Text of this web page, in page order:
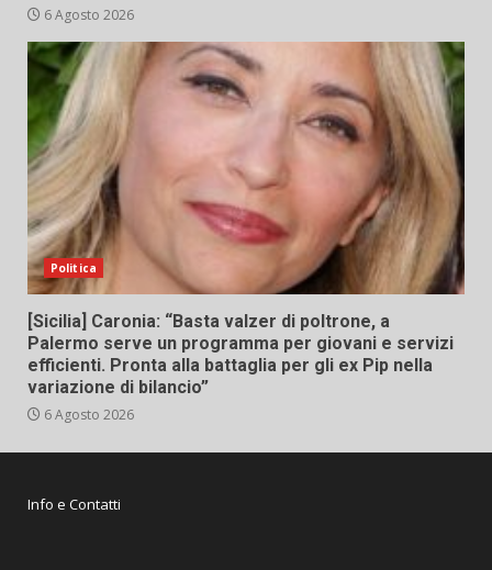
6 Agosto 2026
Politica
[Sicilia] Caronia: “Basta valzer di poltrone, a
Palermo serve un programma per giovani e servizi
efficienti. Pronta alla battaglia per gli ex Pip nella
variazione di bilancio”
6 Agosto 2026
Info e Contatti